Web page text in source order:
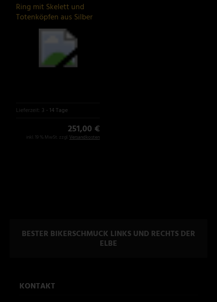
Ring mit Skelett und
Totenköpfen aus Silber
Lieferzeit: 3 - 14 Tage
251,00 €
inkl. 19 % MwSt. zzgl. Versandkosten
BESTER BIKERSCHMUCK LINKS UND RECHTS DER
ELBE
KONTAKT